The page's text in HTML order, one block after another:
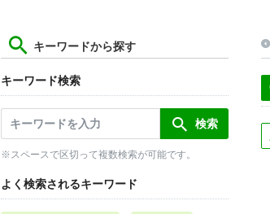
キーワードから探す
キーワード検索
※スペースで区切って複数検索が可能です。
よく検索されるキーワード